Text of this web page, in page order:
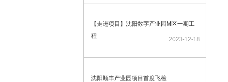
【走进项目】沈阳数字产业园M区一期工
程
2023-12-18
沈阳顺丰产业园项目首度飞检